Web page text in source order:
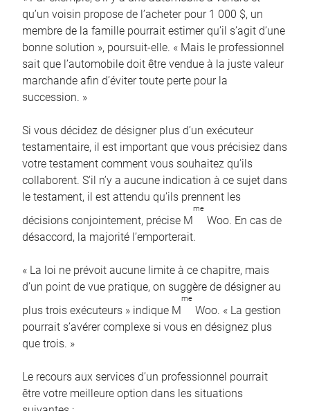
qu’un voisin propose de l’acheter pour 1 000 $, un
membre de la famille pourrait estimer qu’il s’agit d’une
bonne solution », poursuit-elle. « Mais le professionnel
sait que l’automobile doit être vendue à la juste valeur
marchande afin d’éviter toute perte pour la
succession. »
Si vous décidez de désigner plus d’un exécuteur
testamentaire, il est important que vous précisiez dans
votre testament comment vous souhaitez qu’ils
collaborent. S’il n’y a aucune indication à ce sujet dans
le testament, il est attendu qu’ils prennent les
décisions conjointement, précise M
me
Woo. En cas de
désaccord, la majorité l’emporterait.
« La loi ne prévoit aucune limite à ce chapitre, mais
d’un point de vue pratique, on suggère de désigner au
plus trois exécuteurs » indique M
me
Woo. « La gestion
pourrait s’avérer complexe si vous en désignez plus
que trois. »
Le recours aux services d’un professionnel pourrait
être votre meilleure option dans les situations